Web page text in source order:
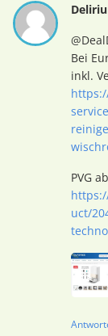
Bei
inkl.
PVG
uct/